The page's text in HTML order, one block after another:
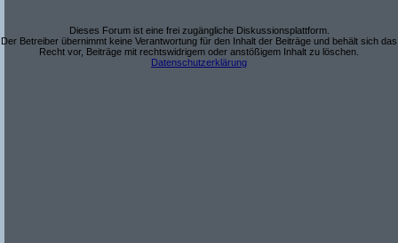
Dieses Forum ist eine frei zugängliche Diskussionsplattform.
Der Betreiber übernimmt keine Verantwortung für den Inhalt der Beiträge und behält sich das
Recht vor, Beiträge mit rechtswidrigem oder anstößigem Inhalt zu löschen.
Datenschutzerklärung